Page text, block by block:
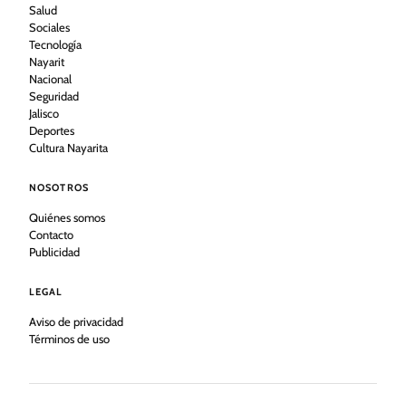
Salud
Sociales
Tecnología
Nayarit
Nacional
Seguridad
Jalisco
Deportes
Cultura Nayarita
NOSOTROS
Quiénes somos
Contacto
Publicidad
LEGAL
Aviso de privacidad
Términos de uso